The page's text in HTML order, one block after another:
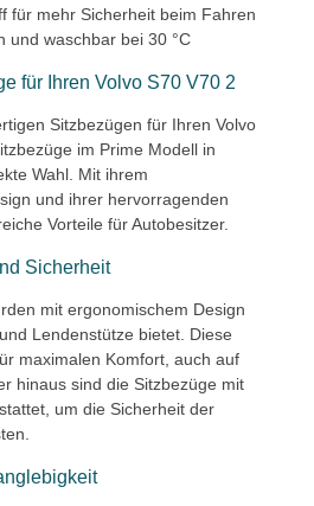
für mehr Sicherheit beim Fahren
und waschbar bei 30 °C
für Ihren Volvo S70 V70 2
Sitzbezügen für Ihren Volvo
im Prime Modell in
Wahl. Mit ihrem
und ihrer hervorragenden
Vorteile für Autobesitzer.
Sicherheit
mit ergonomischem Design
Lendenstütze bietet. Diese
maximalen Komfort, auch auf
hinaus sind die Sitzbezüge mit
um die Sicherheit der